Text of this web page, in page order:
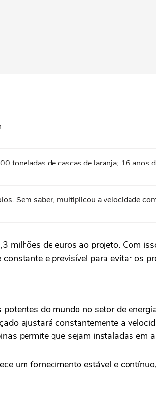
toneladas de cascas de laranja; 16 anos
Sem saber, multiplicou a velocidade
milhões de euros ao projeto. Com
e previsível para evitar os
do mundo no setor de
ajustará constantemente a
permite que sejam instaladas em
um fornecimento estável e contínuo,